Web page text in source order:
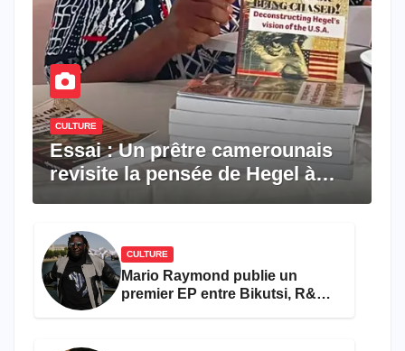
CULTURE
Essai : Un prêtre camerounais
revisite la pensée de Hegel à
CULTURE
Mario Raymond publie un
premier EP entre Bikutsi, R&B